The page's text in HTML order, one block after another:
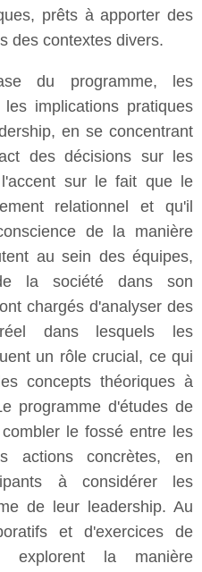
prêts à apporter des
des contextes divers.
du programme, les
implications pratiques
en se concentrant
des décisions sur les
sur le fait que le
relationnel et qu'il
de la manière
au sein des équipes,
la société dans son
chargés d'analyser des
dans lesquels les
un rôle crucial, ce qui
concepts théoriques à
programme d'études de
le fossé entre les
actions concrètes, en
à considérer les
de leur leadership. Au
et d'exercices de
explorent la manière